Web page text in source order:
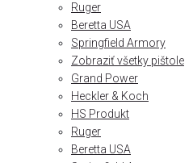
Ruger
Beretta USA
Springfield Armory
Zobraziť všetky pištole
Grand Power
Heckler & Koch
HS Produkt
Ruger
Beretta USA